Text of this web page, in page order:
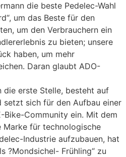
die beste Pedelec-Wahl
um das Beste für den
um den Verbrauchern ein
zu bieten; unsere
haben, um mehr
Daran glaubt ADO-
erste Stelle, besteht auf
sich für den Aufbau einer
Bike-Community ein. Mit dem
Marke für technologische
Industrie aufzubauen, hat
?Mondsichel- Frühling“ zu